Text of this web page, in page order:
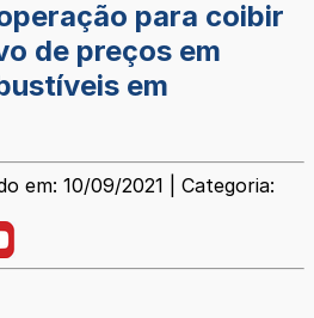
para coibir
de preços em
em
em: 10/09/2021 | Categoria: